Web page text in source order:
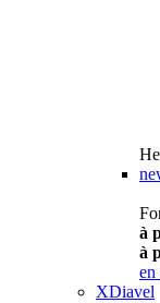
à
à
en
XDiavel